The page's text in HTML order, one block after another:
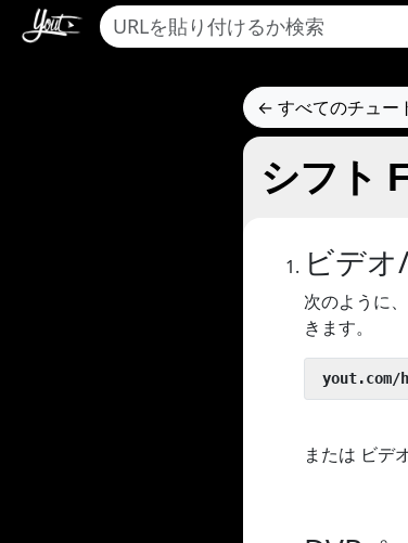
← すべてのチュー
シフト
ビデ
次のように
きます。
yout.com/
または ビデ